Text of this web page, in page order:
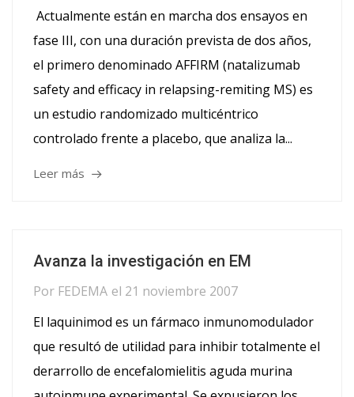
Actualmente están en marcha dos ensayos en
fase III, con una duración prevista de dos años,
el primero denominado AFFIRM (natalizumab
safety and efficacy in relapsing-remiting MS) es
un estudio randomizado multicéntrico
controlado frente a placebo, que analiza la...
Leer más
Avanza la investigación en EM
Por FEDEMA el 21 noviembre 2007
El laquinimod es un fármaco inmunomodulador
que resultó de utilidad para inhibir totalmente el
derarrollo de encefalomielitis aguda murina